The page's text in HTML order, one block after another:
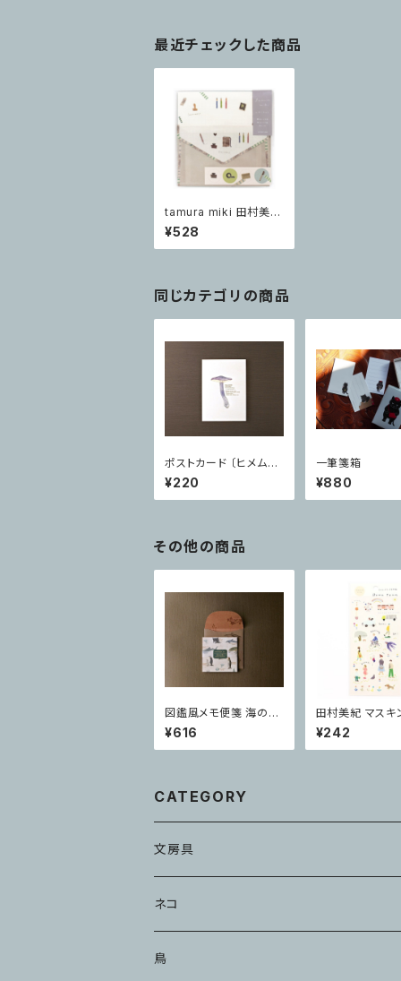
最近チェックした商品
tamura miki 田村美紀
レターセット Stationer
y
¥528
同じカテゴリの商品
ポストカード 〔ヒメムラ
サキシメジ〕
¥220
一筆箋箱
¥880
その他の商品
図鑑風メモ便箋 海の生
き物
¥616
田村美紀 マスキ
ール Down
¥242
CATEGORY
文房具
メモ・ふせん
ハンコ・スタンプ
ネコ
鳥